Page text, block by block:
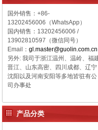
国外销售：+86-
13202456006（WhatsApp）
国内销售： 13202456006 /
13902810597（微信同号）
Email： gl.master@guolin.com.cn
另外: 我司于浙江温州、温岭、福
晋江、山东高密、四川成都、辽宁
沈阳以及河南安阳等多地皆驻有公
司办事处
产品分类